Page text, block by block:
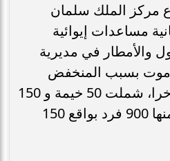
مركز الملك سلمان
مساعدات إيوائية
والأمطار في مديرية
بسبب المنخفض
الجوي الذي ضربها مؤخرا، شملت 50 خيمة و 150
حقيبة إيوائية، استفاد منها 900 فرد بواقع 150